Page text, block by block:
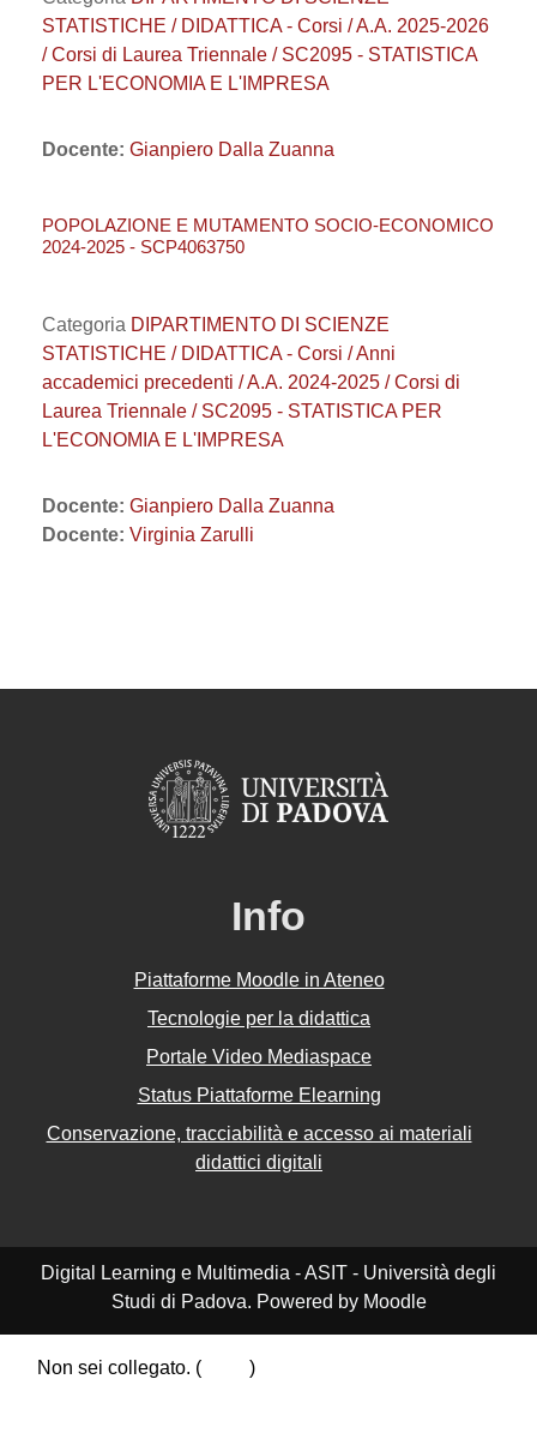
STATISTICHE / DIDATTICA - Corsi / A.A. 2025-2026
/ Corsi di Laurea Triennale / SC2095 - STATISTICA
PER L'ECONOMIA E L'IMPRESA
Docente: Gianpiero Dalla Zuanna
POPOLAZIONE E MUTAMENTO SOCIO-ECONOMICO
2024-2025 - SCP4063750
Categoria DIPARTIMENTO DI SCIENZE
STATISTICHE / DIDATTICA - Corsi / Anni
accademici precedenti / A.A. 2024-2025 / Corsi di
Laurea Triennale / SC2095 - STATISTICA PER
L'ECONOMIA E L'IMPRESA
Docente: Gianpiero Dalla Zuanna
Docente: Virginia Zarulli
Info
Piattaforme Moodle in Ateneo
Tecnologie per la didattica
Portale Video Mediaspace
Status Piattaforme Elearning
Conservazione, tracciabilità e accesso ai materiali
didattici digitali
Digital Learning e Multimedia - ASIT - Università degli
Studi di Padova. Powered by Moodle
Non sei collegato. (
)